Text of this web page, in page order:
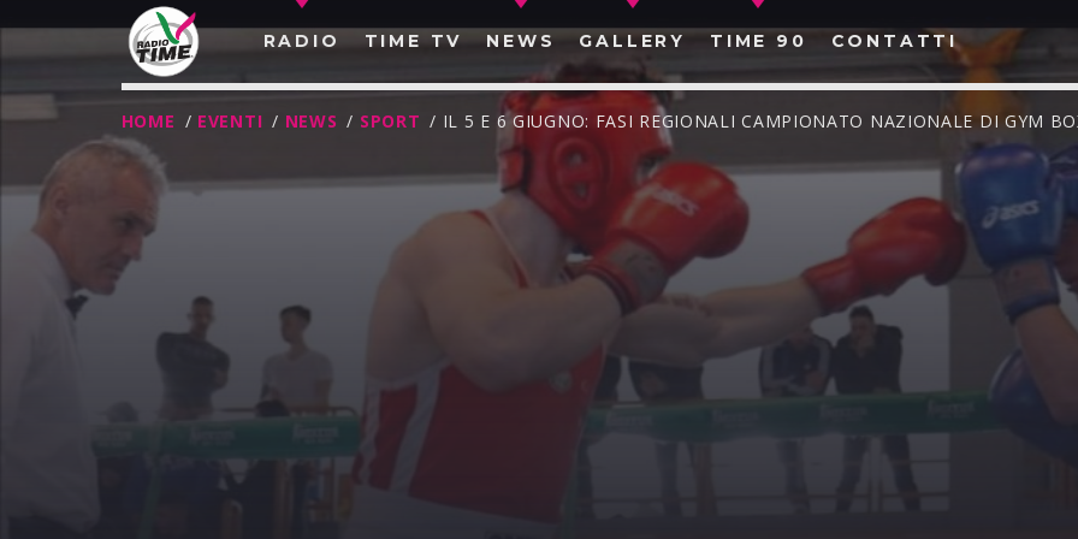
RADIO TIME TV NEWS GALLERY TIME 90 CONTATTI
CERCA NEL SITO WEB:
HOME / EVENTI / NEWS / SPORT / IL 5 E 6 GIUGNO: FASI REGIONALI CAMPIONATO NAZIONALE DI GYM